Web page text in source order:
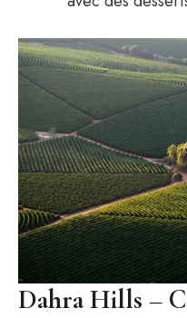
Dahra Hills –